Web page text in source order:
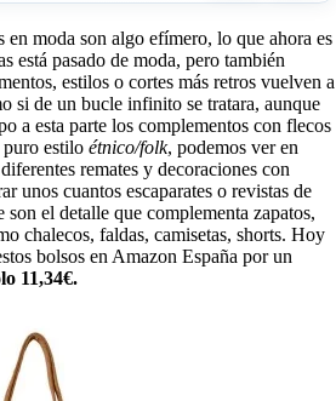
en moda son algo efímero, lo que ahora es
está pasado de moda, pero también
estilos o cortes más retros vuelven a
si de un bucle infinito se tratara, aunque
a esta parte los complementos con flecos
puro estilo étnico/folk, podemos ver en
remates y decoraciones con
unos cuantos escaparates o revistas de
son el detalle que complementa zapatos,
chalecos, faldas, camisetas, shorts. Hoy
bolsos en Amazon España por un
11,34€.